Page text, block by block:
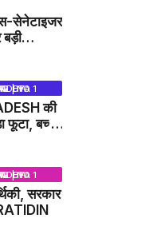
सेनेटाइजर
बड़ी
की
फूटा, बच्चों
सरकार